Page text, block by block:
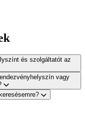
és szolgáltatót az
vagy